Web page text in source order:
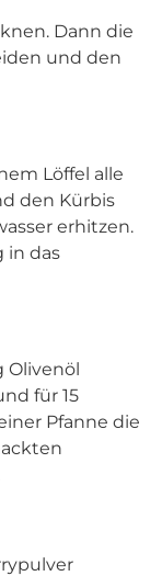
Dann die
und den
Löffel alle
den Kürbis
erhitzen.
in das
Olivenöl
für 15
Pfanne die